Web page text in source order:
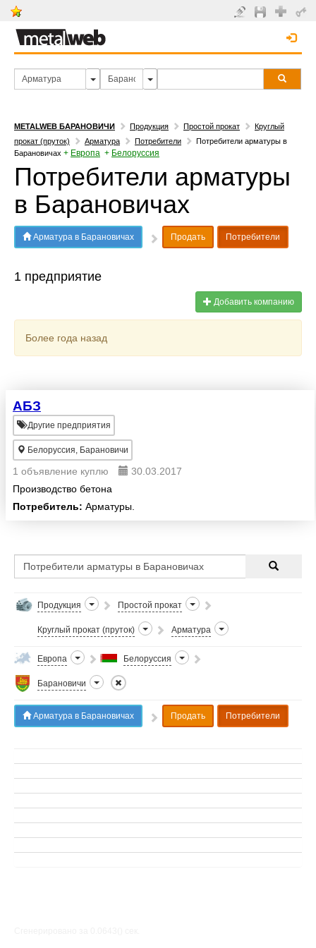
METALWEB БАРАНОВИЧИ Продукция Простой прокат
Круглый
прокат (пруток)
Арматура Потребители
Потребители арматуры в
Барановичах + Европа + Белоруссия
Потребители арматуры
в Барановичах
Арматура в Барановичах Продать Потребители
1 предприятие
Добавить компанию
Более года назад
АБЗ
Другие предприятия
Белоруссия, Барановичи
1 объявление куплю
30.03.2017
Производство бетона
Потребитель: Арматуры.
Продукция Простой прокат
Круглый прокат (пруток) Арматура
Европа Белоруссия
Барановичи
Арматура в Барановичах Продать Потребители